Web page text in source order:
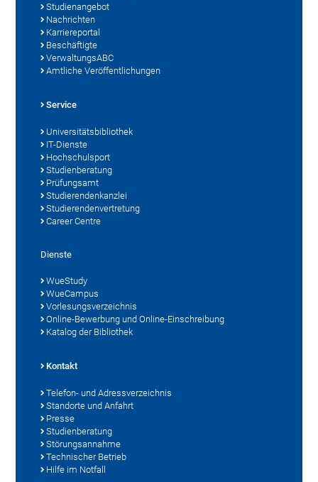
Studienangebot
Nachrichten
Karriereportal
Beschäftigte
VerwaltungsABC
Amtliche Veröffentlichungen
Service
Universitätsbibliothek
IT-Dienste
Hochschulsport
Studienberatung
Prüfungsamt
Studierendenkanzlei
Studierendenvertretung
Career Centre
Dienste
WueStudy
WueCampus
Vorlesungsverzeichnis
Online-Bewerbung und Online-Einschreibung
Katalog der Bibliothek
Kontakt
Telefon- und Adressverzeichnis
Standorte und Anfahrt
Presse
Studienberatung
Störungsannahme
Technischer Betrieb
Hilfe im Notfall